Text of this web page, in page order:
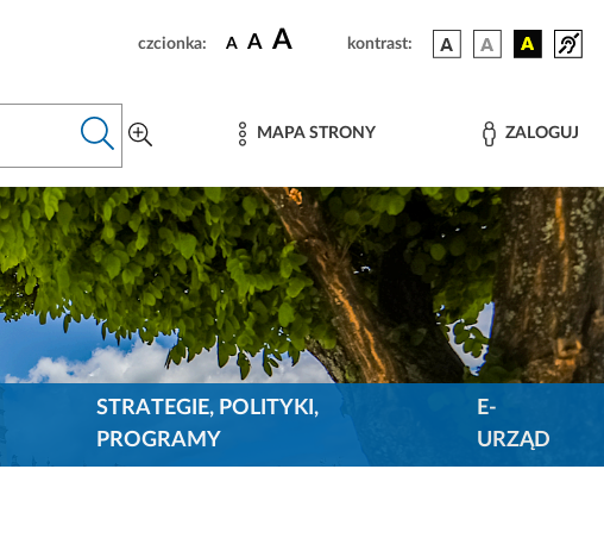
czcionka: A A A kontrast:
MAPA STRONY ZALOGUJ
STRATEGIE, POLITYKI,
PROGRAMY
E-
URZĄD